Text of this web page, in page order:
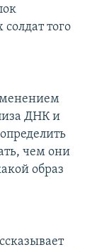
того
ДНК и
чем они
образ